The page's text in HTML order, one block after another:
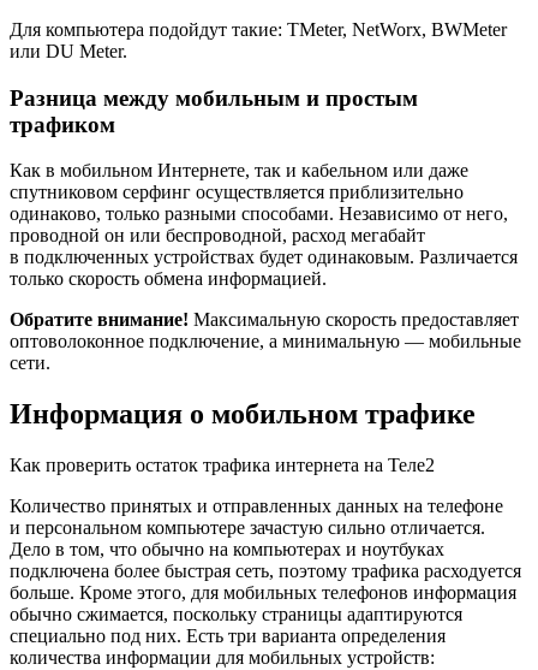
Для компьютера подойдут такие: TMeter, NetWorx, BWMeter
или DU Meter.
Разница между мобильным и простым
трафиком
Как в мобильном Интернете, так и кабельном или даже
спутниковом серфинг осуществляется приблизительно
одинаково, только разными способами. Независимо от него,
проводной он или беспроводной, расход мегабайт
в подключенных устройствах будет одинаковым. Различается
только скорость обмена информацией.
Обратите внимание! Максимальную скорость предоставляет
оптоволоконное подключение, а минимальную — мобильные
сети.
Информация о мобильном трафике
Как проверить остаток трафика интернета на Теле2
Количество принятых и отправленных данных на телефоне
и персональном компьютере зачастую сильно отличается.
Дело в том, что обычно на компьютерах и ноутбуках
подключена более быстрая сеть, поэтому трафика расходуется
больше. Кроме этого, для мобильных телефонов информация
обычно сжимается, поскольку страницы адаптируются
специально под них. Есть три варианта определения
количества информации для мобильных устройств: